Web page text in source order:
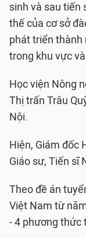
sinh và sau tiến
thế của cơ sở
phát triển thành
trong khu vực
Học viện Nông
Thị trấn Trâu
Nội.
Hiện, Giám đốc
Giáo sư, Tiến sĩ
Theo đề án
Việt Nam từ
- 4 phương thức